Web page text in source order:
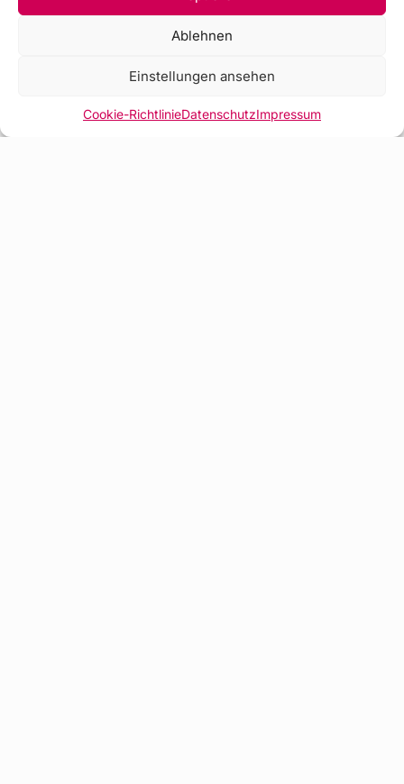
Ablehnen
Einstellungen ansehen
Cookie-RichtlinieDatenschutzImpressum